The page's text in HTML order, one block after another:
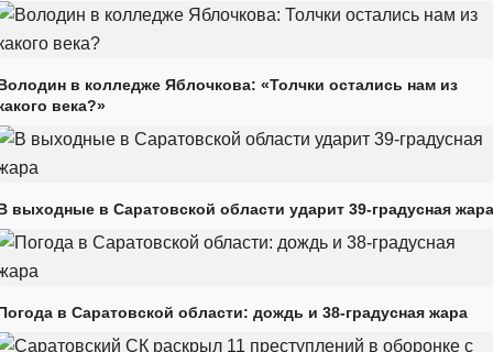
в колледже Яблочкова: «Толчки остались нам из
века?»
выходные в Саратовской области ударит 39-градусная жара
в Саратовской области: дождь и 38-градусная жара